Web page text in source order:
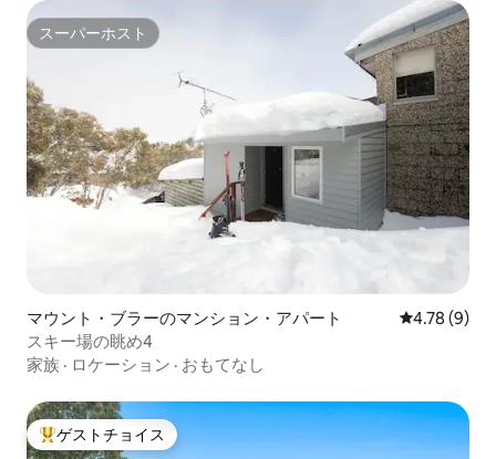
スーパーホスト
スーパーホスト
マウント・ブラーのマンション・アパート レビュー9
4.78 (9)
スキー場の眺め4
家族 · ロケーション · おもてなし
大好評のゲストチョイスです。
ゲストチョイス